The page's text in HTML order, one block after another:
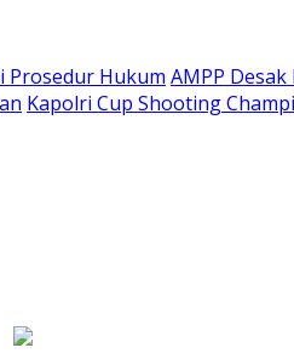
Prosedur Hukum AMPP
Kapolri Cup Shooting